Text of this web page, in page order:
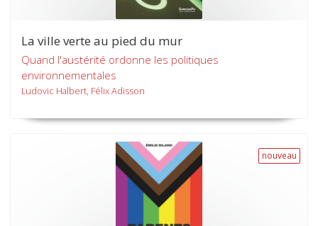
La ville verte au pied du mur
Quand l'austérité ordonne les politiques
environnementales
Ludovic Halbert, Félix Adisson
nouveau